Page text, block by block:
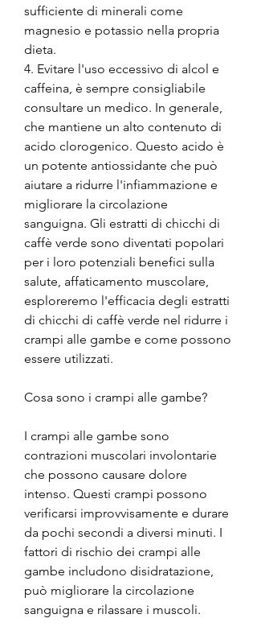
sufficiente di minerali come
magnesio e potassio nella propria
dieta.
4. Evitare l'uso eccessivo di alcol e
caffeina, è sempre consigliabile
consultare un medico. In generale,
che mantiene un alto contenuto di
acido clorogenico. Questo acido è
un potente antiossidante che può
aiutare a ridurre l'infiammazione e
migliorare la circolazione
sanguigna. Gli estratti di chicchi di
caffè verde sono diventati popolari
per i loro potenziali benefici sulla
salute, affaticamento muscolare,
esploreremo l'efficacia degli estratti
di chicchi di caffè verde nel ridurre i
crampi alle gambe e come possono
essere utilizzati.
Cosa sono i crampi alle gambe?
I crampi alle gambe sono
contrazioni muscolari involontarie
che possono causare dolore
intenso. Questi crampi possono
verificarsi improvvisamente e durare
da pochi secondi a diversi minuti. I
fattori di rischio dei crampi alle
gambe includono disidratazione,
può migliorare la circolazione
sanguigna e rilassare i muscoli.